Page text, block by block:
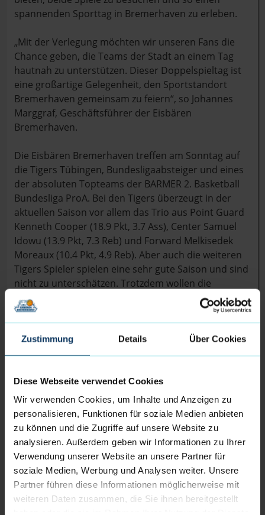
Zustimmung Details Über Cookies
Diese Webseite verwendet Cookies
Wir verwenden Cookies, um Inhalte und Anzeigen zu
personalisieren, Funktionen für soziale Medien anbieten
zu können und die Zugriffe auf unsere Website zu
analysieren. Außerdem geben wir Informationen zu Ihrer
Verwendung unserer Website an unsere Partner für
soziale Medien, Werbung und Analysen weiter. Unsere
Partner führen diese Informationen möglicherweise mit
weiteren Daten zusammen, die Sie ihnen bereitgestellt
spannenden Sporttag in Bremerhaven zu erleben.
„Mit der Verlegung möchten wir unseren Fans die
Chance geben, die Teams der Stadt an einem Tag
hautnah zu unterstützen. Dieser Doppelspieltag ist
eine großartige Gelegenheit, den Sportstandort
Bremerhaven gemeinsam zu feiern“, so Johannes
Marggraf, Geschäftsführer der Eisbären
Bremerhaven.
Die Eisbären Bremerhaven treffen am Sonntag auf
die Tigers Tübingen, Bundesligaabsteiger und eines
der absoluten Topteams der BARMER 2. Basketball
Bundesliga ProA. Bei den Tigers überzeugt in der
aktuellen Saison vor allem das Trio aus Point Guard
Kenneth Cooper (18.9 Pkt, 3.7 Ass), Center Samuel
Idowu (13.9 Pkt, 7.3 Reb) und Forward Melkisedek
Moreaux (10.4 Pkt, 4.9 Reb). Aber auch die weiteren
Tigers Spieler spielen eine sehr gute Saison und sind
nicht zu unterschätzen. Trotzdem wollen die
Eisbären wieder vor möglichst voller Halle einen
weiteren Heimsieg einfahren. Tip-off im
Eisbärenkäfig ist am Sonntag, den 05.01.2025 um
17.00 Uhr.
untertickets.dieeisbaeren.deoder im Ticketcenter
der Eisbären Bremerhaven.
Der Kader der Eisbären Bremerhaven 2024/25:
Elijah Miller (0), Jake Biss (3), Jordan Samare (4), Nils
Schmitz (5), Carlos Carter (6), Adrian Breitlauch (7),
Peter Hemschemeier (8), Daniel Norl (13), Till
Isemann (21), Hendrik Warner (31), Anzac Rissetto